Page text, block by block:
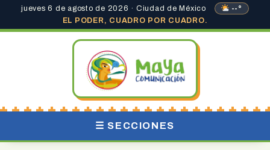
jueves 6 de agosto de 2026 · Ciudad de México
--°
EL PODER, CUADRO POR CUADRO.
☰ SECCIONES